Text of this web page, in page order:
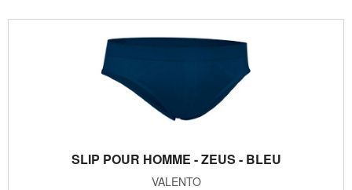
SLIP POUR HOMME - ZEUS - BLEU
VALENTO